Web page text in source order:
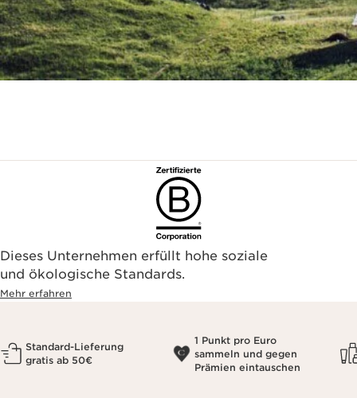
Dieses Unternehmen erfüllt hohe soziale
und ökologische Standards.
Mehr erfahren
Standard-Lieferung
gratis ab 50€
1 Punkt pro Euro
sammeln und gegen
Prämien eintauschen